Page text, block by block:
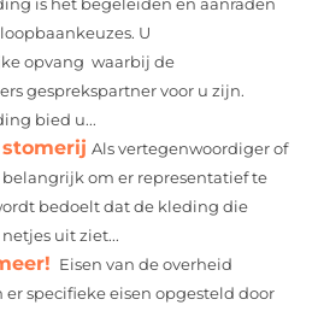
is het begeleiden en aanraden
U
opvang waarbij de
gesprekspartner voor u zijn.
bied u...
Als vertegenwoordiger of
om er representatief te
bedoelt dat de kleding die
uit ziet...
Eisen van de overheid
specifieke eisen opgesteld door